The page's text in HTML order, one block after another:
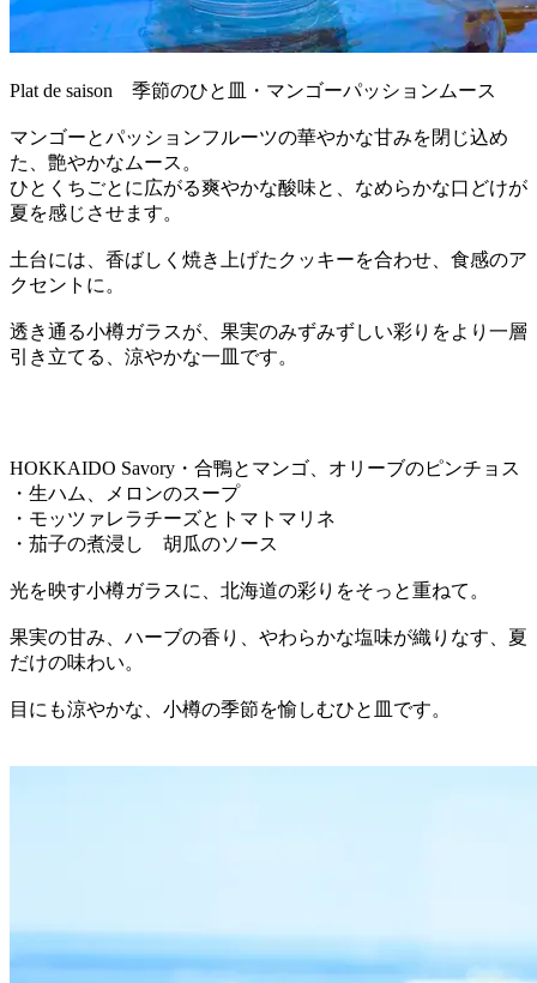
Plat de saison 季節のひと皿・マンゴーパッションムース
マンゴーとパッションフルーツの華やかな甘みを閉じ込め
た、艶やかなムース。
ひとくちごとに広がる爽やかな酸味と、なめらかな口どけが
夏を感じさせます。
土台には、香ばしく焼き上げたクッキーを合わせ、食感のア
クセントに。
透き通る小樽ガラスが、果実のみずみずしい彩りをより一層
引き立てる、涼やかな一皿です。
HOKKAIDO Savory・合鴨とマンゴ、オリーブのピンチョス
・生ハム、メロンのスープ
・モッツァレラチーズとトマトマリネ
・茄子の煮浸し 胡瓜のソース
光を映す小樽ガラスに、北海道の彩りをそっと重ねて。
果実の甘み、ハーブの香り、やわらかな塩味が織りなす、夏
だけの味わい。
目にも涼やかな、小樽の季節を愉しむひと皿です。